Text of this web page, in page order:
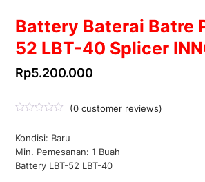
Battery Baterai Batre
52 LBT-40 Splicer
Rp5.200.000
n
i
l
a
(0customer reviews)
Kondisi: Baru
Min. Pemesanan: 1 Buah
Battery LBT-52 LBT-40